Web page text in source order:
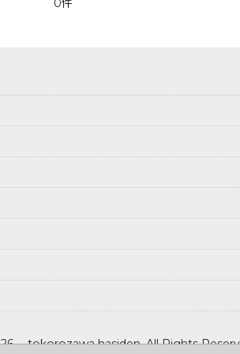
0件
tokorozawa hasiden .All Rights